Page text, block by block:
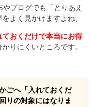
ブログでも「とりあえ
よく見かけますよね。
ておくだけで本当にお得
りにくいところです。
ごへ「入れておくだ
りの対象にはなりま